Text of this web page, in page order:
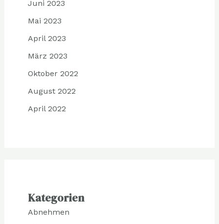
Juni 2023
Mai 2023
April 2023
März 2023
Oktober 2022
August 2022
April 2022
Kategorien
Abnehmen